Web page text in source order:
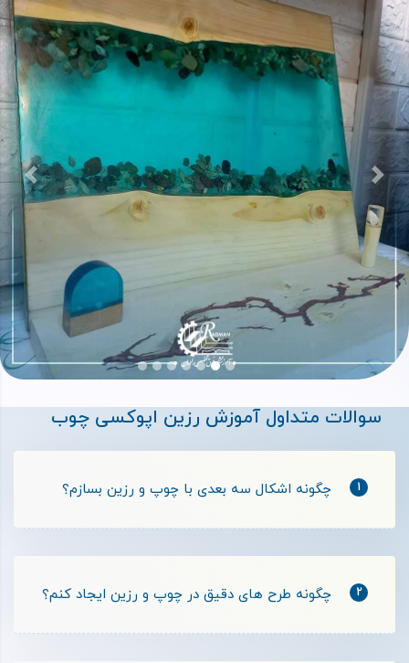
قبلی بعدی
سوالات متداول آموزش رزین اپوکسی چوب
1 چگونه اشکال سه‌ بعدی با چوپ و رزین بسازم؟
2 چگونه طرح‌ های دقیق در چوپ و رزین ایجاد کنم؟